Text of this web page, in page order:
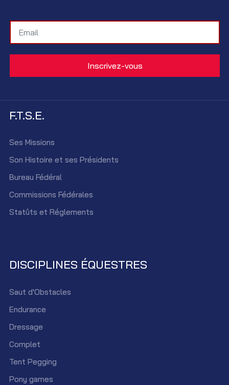
F.T.S.E.
Ses Missions
Son Histoire et ses Présidents
Bureau Fédéral
Commissions Fédérales
Statûts et Réglements
DISCIPLINES ÉQUESTRES
Saut d'Obstacles
Endurance
Dressage
Complet
Tent Pegging
Pony games